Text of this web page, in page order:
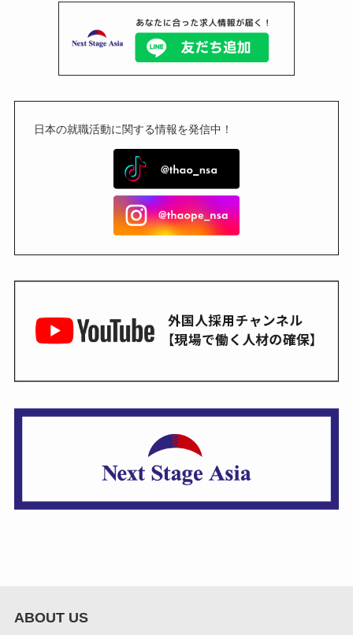
日本の就職活動に関する情報を発信中！
ABOUT US